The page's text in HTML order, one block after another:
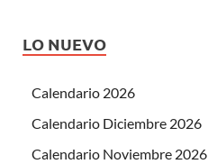
LO NUEVO
Calendario 2026
Calendario Diciembre 2026
Calendario Noviembre 2026